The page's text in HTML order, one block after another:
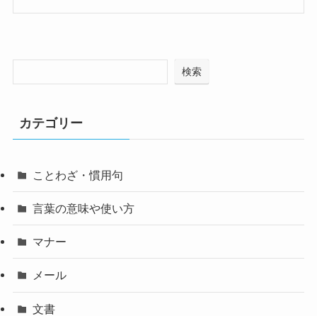
検索
カテゴリー
ことわざ・慣用句
言葉の意味や使い方
マナー
メール
文書